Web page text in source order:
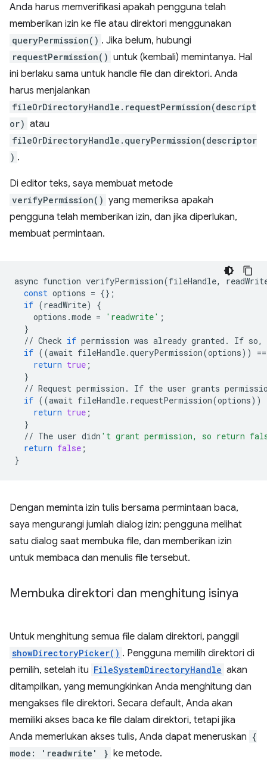
Anda harus memverifikasi apakah pengguna telah
memberikan izin ke file atau direktori menggunakan
queryPermission() . Jika belum, hubungi
requestPermission() untuk (kembali) memintanya. Hal
ini berlaku sama untuk handle file dan direktori. Anda
harus menjalankan
fileOrDirectoryHandle.requestPermission(descript
or) atau
fileOrDirectoryHandle.queryPermission(descriptor
) .
Di editor teks, saya membuat metode
verifyPermission() yang memeriksa apakah
pengguna telah memberikan izin, dan jika diperlukan,
membuat permintaan.
async function verifyPermission(fileHandle,
const options = {};
if (readWrite)
{
options .mode = 'readwrite' ;
}
// Check if permission was already granted . If so,
if ((await fileHandle.queryPermission(options))
return true ;
}
// Request permission . If the user grants
if ((await fileHandle. requestPermission(options))
return true ;
}
// The user didn 't grant permission, so return
return false ;
}
Dengan meminta izin tulis bersama permintaan baca,
saya mengurangi jumlah dialog izin; pengguna melihat
satu dialog saat membuka file, dan memberikan izin
untuk membaca dan menulis file tersebut.
Membuka direktori dan menghitung isinya
Untuk menghitung semua file dalam direktori, panggil
showDirectoryPicker() . Pengguna memilih direktori di
pemilih, setelah itu FileSystemDirectoryHandle akan
ditampilkan, yang memungkinkan Anda menghitung dan
mengakses file direktori. Secara default, Anda akan
memiliki akses baca ke file dalam direktori, tetapi jika
Anda memerlukan akses tulis, Anda dapat meneruskan {
mode: 'readwrite' } ke metode.